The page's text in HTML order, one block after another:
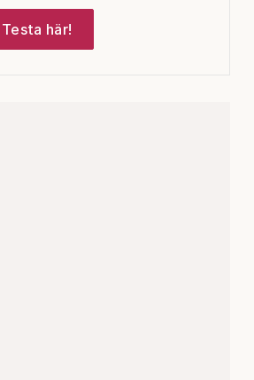
Testa här!